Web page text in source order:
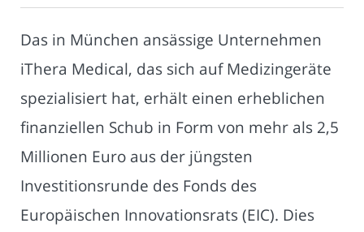
Das in München ansässige Unternehmen
iThera Medical, das sich auf Medizingeräte
spezialisiert hat, erhält einen erheblichen
finanziellen Schub in Form von mehr als 2,5
Millionen Euro aus der jüngsten
Investitionsrunde des Fonds des
Europäischen Innovationsrats (EIC). Dies